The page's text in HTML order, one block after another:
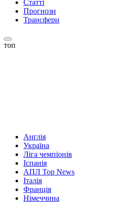
Статті
Прогнози
Трансфери
топ
Англія
Україна
Ліга чемпіонів
Іспанія
АПЛ Top News
Італія
Франція
Німеччина